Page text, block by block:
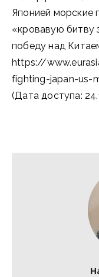
Японией
«кровавую битву
победу над
https://
fighting-japan-us-
(Дата доступа: